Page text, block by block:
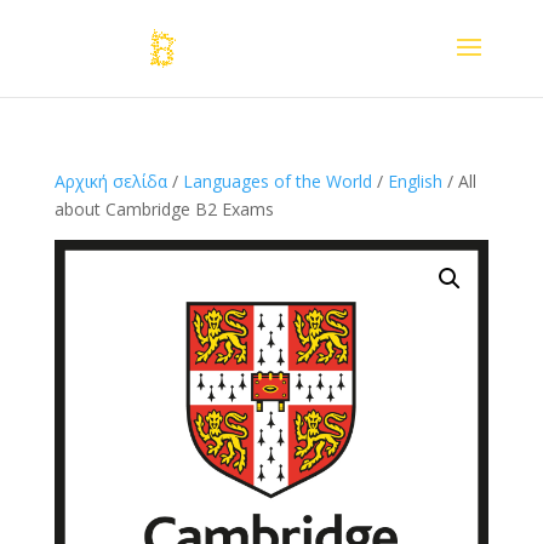
Αρχική σελίδα/ Languages of the World / English / All
about Cambridge B2 Exams